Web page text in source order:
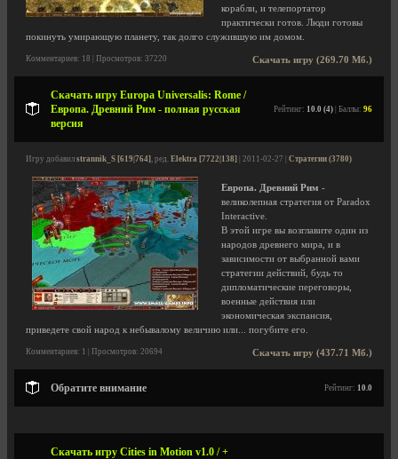
корабли, и телепортатор
практически готов. Люди готовы
покинуть умирающую планету, так долго служившую им домом.
Скачать игру (269.70 Мб.)
Комментариев: 18 | Просмотров: 37220
Скачать игру Europa Universalis: Rome /
Европа. Древний Рим - полная русская
версия
Рейтинг: 10.0 (4) | Баллы: 96
Игру добавил strannik_S [619|764], ред. Elektra [7722|138] | 2011-02-27 | Стратегии (3780)
Европа. Древний Рим -
великолепная стратегия от Paradox
Interactive.
В этой игре вы возглавите один из
народов древнего мира, и в
зависимости от выбранной вами
стратегии действий, будь то
дипломатические переговоры,
военные действия или
экономическая экспансия,
приведете свой народ к небывалому величию или... погубите его.
Скачать игру (437.71 Мб.)
Комментариев: 1 | Просмотров: 20694
Обратите внимание Рейтинг: 10.0
Скачать игру Cities in Motion v1.0 / +